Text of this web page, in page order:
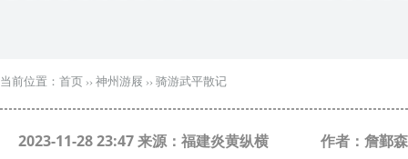
当前位置： 首页 ›› 神州游屐 ›› 骑游武平散记
2023-11-28 23:47 来源：福建炎黄纵横 作者：詹鄞森